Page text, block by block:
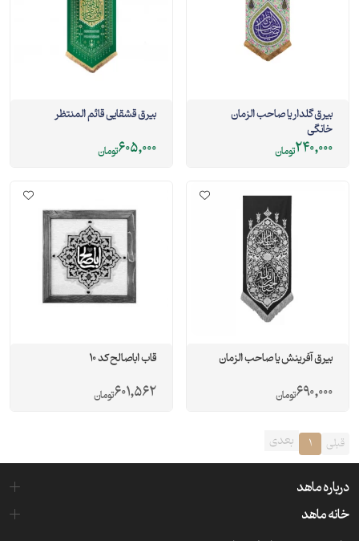
بیرق گلدار یا صاحب الزمان
خانگی
240,000تومان
بیرق قشقایی قائم المنتظر
605,000تومان
بيرق آفرینش يا صاحب الزمان
690,000تومان
قاب اباصالح کد 10
601,562تومان
قبلی 1 بعدی
درباره ماهد
خانه ماهد